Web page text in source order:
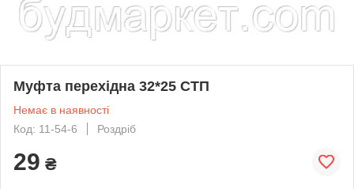
Муфта перехідна 32*25 СТП
Немає в наявності
Код: 11-54-6
Роздріб
29 ₴